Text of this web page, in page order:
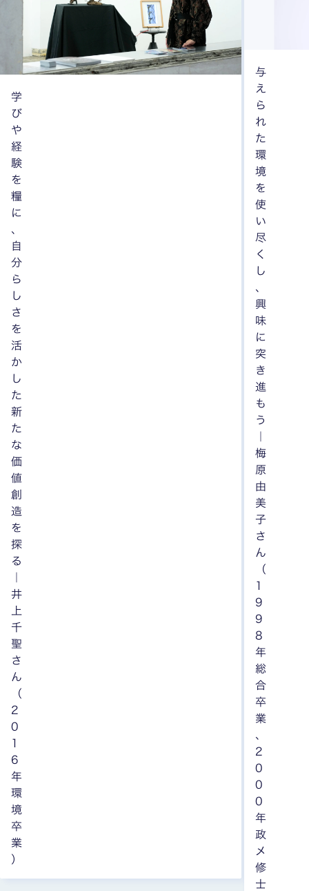
学
び
や
経
験
を
糧
に
、
自
分
ら
し
さ
を
活
か
し
た
新
た
な
価
値
創
造
を
探
る
井
上
千
聖
さ
ん
（
2
0
1
6
年
環
境
卒
業
）
与
え
ら
れ
た
環
境
を
使
い
尽
く
し
、
興
味
に
突
き
進
も
う
梅
原
由
美
子
さ
ん
（
1
9
9
8
年
総
合
卒
業
、
2
0
0
0
年
政
メ
修
士